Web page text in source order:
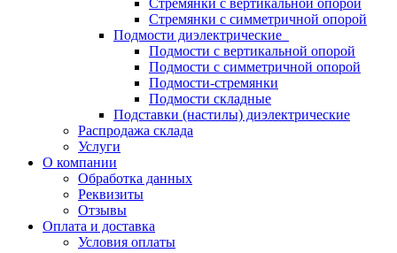
Стремянки с вертикальной опорой
Стремянки с симметричной опорой
Подмости диэлектрические
Подмости с вертикальной опорой
Подмости с симметричной опорой
Подмости-стремянки
Подмости складные
Подставки (настилы) диэлектрические
Распродажа склада
Услуги
О компании
Обработка данных
Реквизиты
Отзывы
Оплата и доставка
Условия оплаты